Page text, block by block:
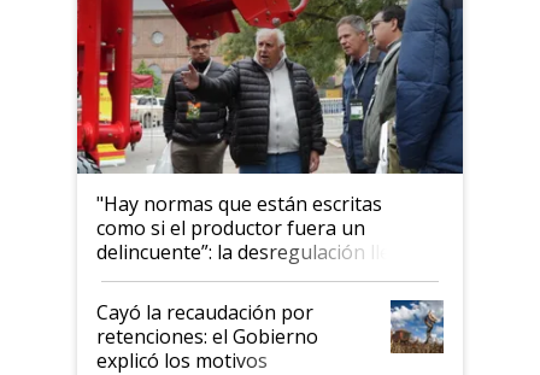
"Hay normas que están escritas
como si el productor fuera un
delincuente”: la desregulación llegó
al Congreso Aapresid y hasta se
habló del financiamiento al IPCVA
Cayó la recaudación por
retenciones: el Gobierno
explicó los motivos